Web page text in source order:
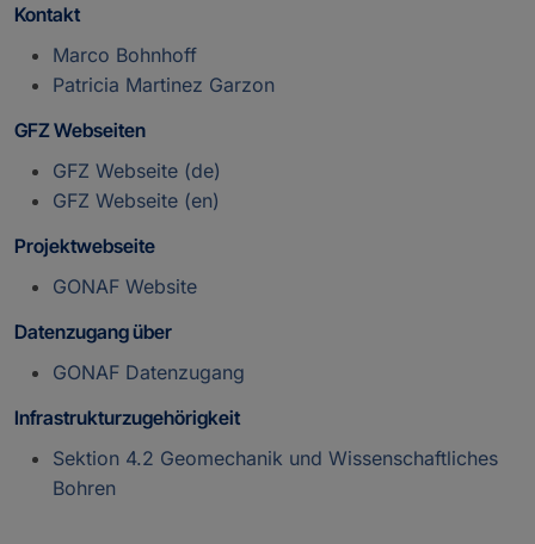
Kontakt
Marco Bohnhoff
Patricia Martinez Garzon
GFZ Webseiten
GFZ Webseite (de)
GFZ Webseite (en)
Projektwebseite
GONAF Website
Datenzugang über
GONAF Datenzugang
Infrastrukturzugehörigkeit
Sektion 4.2 Geomechanik und Wissenschaftliches
Bohren